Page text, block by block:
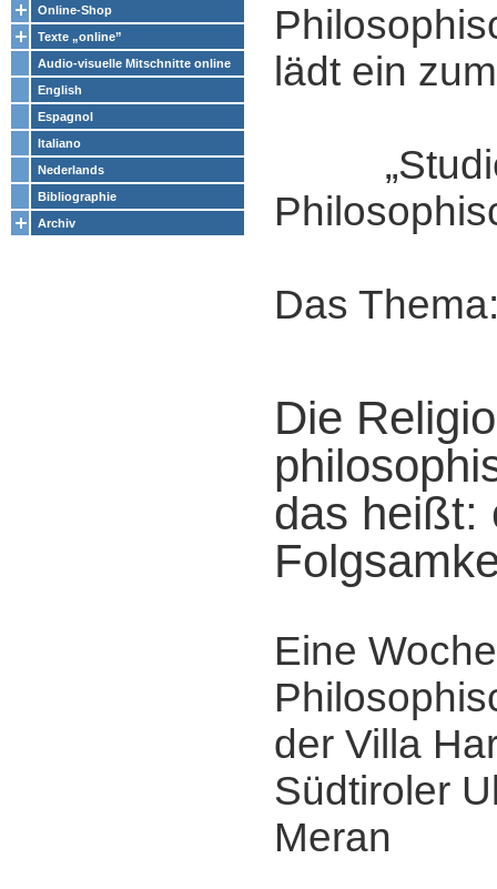
Online-Shop
Texte „online”
Audio-visuelle Mitschnitte online
English
Espagnol
Italiano
Nederlands
Bibliographie
Archiv
lädt ein zum
Das
Die
das heißt:
Eine
der Villa
Südtiroler
Meran